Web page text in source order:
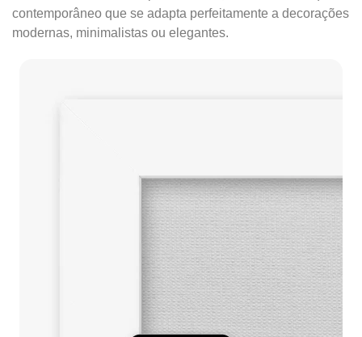
contemporâneo que se adapta perfeitamente a decorações
modernas, minimalistas ou elegantes.